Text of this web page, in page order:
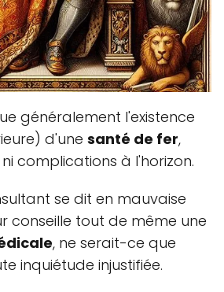
généralement l'existence
d'une santé de fer,
complications à l'horizon.
se dit en mauvaise
conseille tout de même une
, ne serait-ce que
inquiétude injustifiée.